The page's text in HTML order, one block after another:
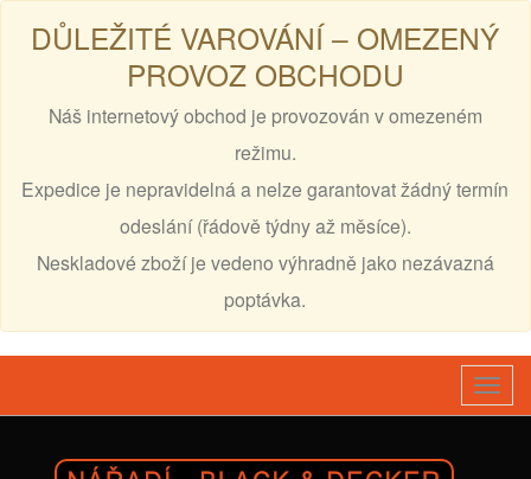
DŮLEŽITÉ VAROVÁNÍ – OMEZENÝ
PROVOZ OBCHODU
Náš internetový obchod je provozován v omezeném
režimu.
Expedice je nepravidelná a nelze garantovat žádný termín
odeslání (řádově týdny až měsíce).
Neskladové zboží je vedeno výhradně jako nezávazná
poptávka.